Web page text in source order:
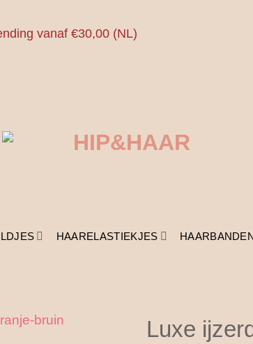
vanaf €30,00 (NL)
HAARELASTIEKJES
Luxe